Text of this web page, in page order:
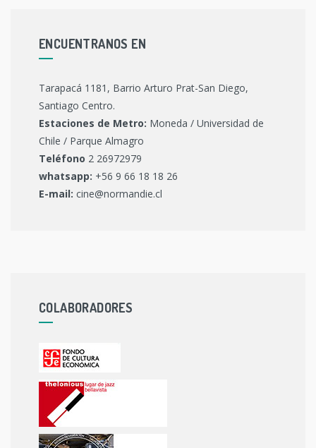
ENCUENTRANOS EN
Tarapacá 1181, Barrio Arturo Prat-San Diego,
Santiago Centro.
Estaciones de Metro: Moneda / Universidad de
Chile / Parque Almagro
Teléfono 2 26972979
whatsapp: +56 9 66 18 18 26
E-mail: cine@normandie.cl
COLABORADORES